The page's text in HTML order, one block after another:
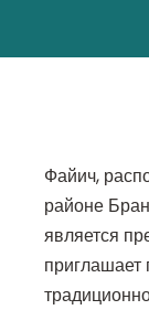
Файич,
районе
является
приглашает